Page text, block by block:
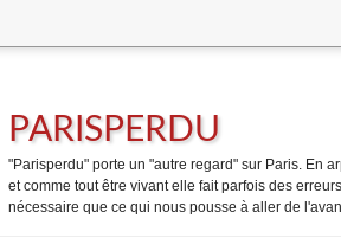
PARISPERDU
"Parisperdu" porte un "autre regard" sur Paris. En
et comme tout être vivant elle fait parfois des
nécessaire que ce qui nous pousse à aller de